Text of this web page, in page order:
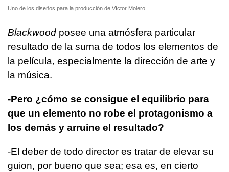
Uno de los diseños para la producción de Víctor Molero
Blackwood posee una atmósfera particular
resultado de la suma de todos los elementos de
la película, especialmente la dirección de arte y
la música.
-Pero ¿cómo se consigue el equilibrio para
que un elemento no robe el protagonismo a
los demás y arruine el resultado?
-El deber de todo director es tratar de elevar su
guion, por bueno que sea; esa es, en cierto